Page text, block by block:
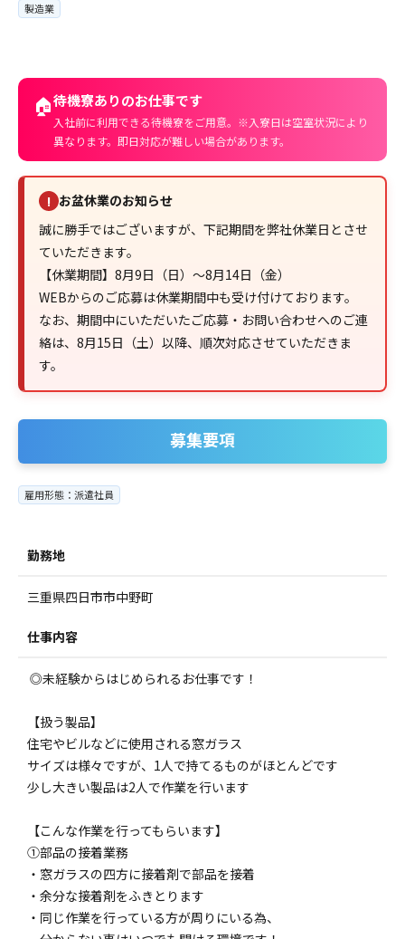
製造業
🏠待機寮ありのお仕事です
入社前に利用できる待機寮をご用意。※入寮日は空室状況により
異なります。即日対応が難しい場合があります。
! お盆休業のお知らせ
誠に勝手ではございますが、下記期間を弊社休業日とさせ
ていただきます。
【休業期間】8月9日（日）～8月14日（金）
WEBからのご応募は休業期間中も受け付けております。
なお、期間中にいただいたご応募・お問い合わせへのご連
絡は、8月15日（土）以降、順次対応させていただきま
す。
募集要項
雇用形態：派遣社員
勤務地
三重県四日市市中野町
仕事内容
◎未経験からはじめられるお仕事です！
【扱う製品】
住宅やビルなどに使用される窓ガラス
サイズは様々ですが、1人で持てるものがほとんどです
少し大きい製品は2人で作業を行います
【こんな作業を行ってもらいます】
①部品の接着業務
・窓ガラスの四方に接着剤で部品を接着
・余分な接着剤をふきとります
・同じ作業を行っている方が周りにいる為、